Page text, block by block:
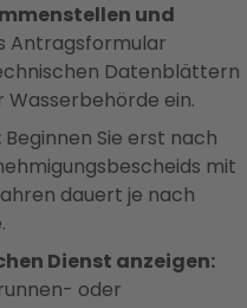
und
Antragsformular
Datenblättern
ein.
Beginnen Sie erst nach
mit
dauert je nach
Dienst anzeigen:
oder